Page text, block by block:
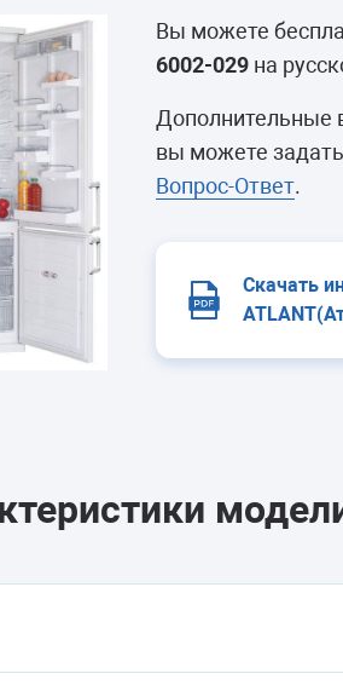
Духовные
Сушильные
Вы можете
6002-029 на
Дополнительные
вы можете
Вопрос-Ответ.
Скачать